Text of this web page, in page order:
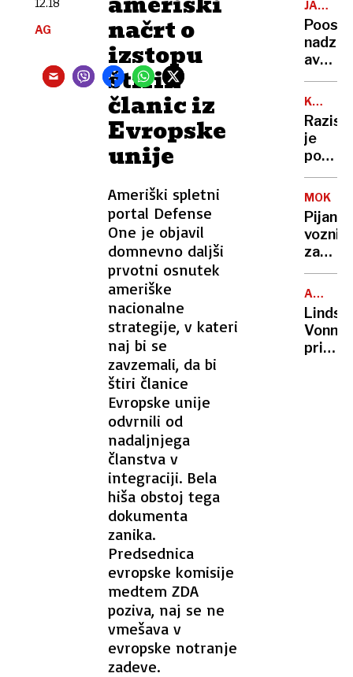
načrt o
izstopu
štirih
članic iz
Evropske
unije
Ameriški spletni
portal Defense
One je objavil
domnevno daljši
prvotni osnutek
ameriške
nacionalne
strategije, v kateri
naj bi se
zavzemali, da bi
štiri članice
Evropske unije
odvrnili od
nadaljnjega
članstva v
integraciji. Bela
hiša obstoj tega
dokumenta
zanika.
Predsednica
evropske komisije
medtem ZDA
poziva, naj se ne
vmešava v
evropske notranje
zadeve.
12.18
AG
izdelka
ne
JAVNI
nadzor
razkril
tudi
DELAVCI
je
vedno
več
o
Pijani
voznik
v
BMW-
ju
med
begom
pred
ALPSKO
Vonn
pri